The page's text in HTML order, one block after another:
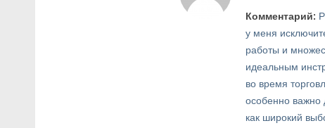
Комментарий:
у меня
работы и
идеальным
во время
особенно важно
как широкий